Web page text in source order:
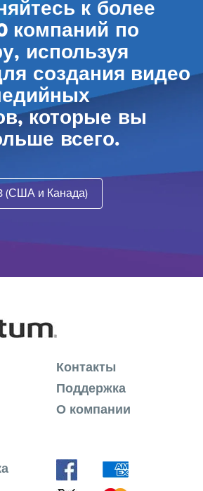
к более
компаний по
используя
создания видео
которые вы
всего.
(США и Канада)
Контакты
Поддержка
О компании